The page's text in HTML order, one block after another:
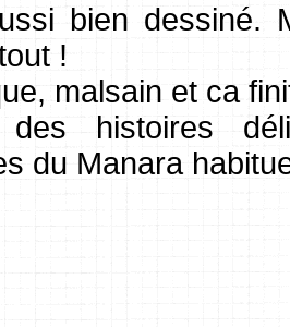
bien
!
malsain et ca
histoires
du Manara